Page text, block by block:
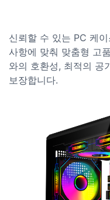
신뢰할 수 있는 PC 케
사항에 맞춰 맞춤형 고
와의 호환성, 최적의 공
보장합니다.